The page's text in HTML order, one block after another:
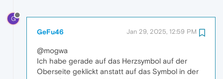
G
GeFu46 Jan 29, 2025, 12:59 PM
@mogwa
Ich habe gerade auf das Herzsymbol auf der
Oberseite geklickt anstatt auf das Symbol in der